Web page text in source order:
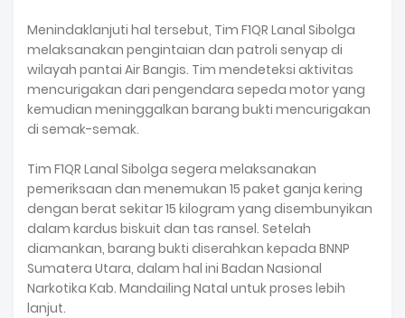
Menindaklanjuti hal tersebut, Tim F1QR Lanal Sibolga
melaksanakan pengintaian dan patroli senyap di
wilayah pantai Air Bangis. Tim mendeteksi aktivitas
mencurigakan dari pengendara sepeda motor yang
kemudian meninggalkan barang bukti mencurigakan
di semak-semak.
Tim F1QR Lanal Sibolga segera melaksanakan
pemeriksaan dan menemukan 15 paket ganja kering
dengan berat sekitar 15 kilogram yang disembunyikan
dalam kardus biskuit dan tas ransel. Setelah
diamankan, barang bukti diserahkan kepada BNNP
Sumatera Utara, dalam hal ini Badan Nasional
Narkotika Kab. Mandailing Natal untuk proses lebih
lanjut.